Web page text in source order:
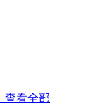
查看全部